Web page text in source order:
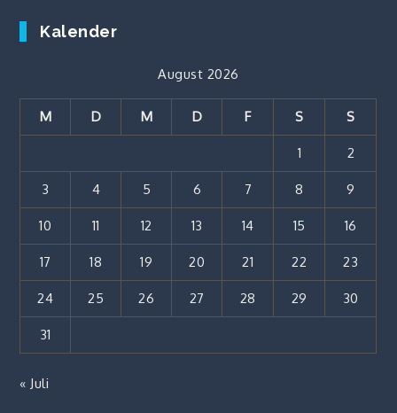
Kalender
August 2026
M D M D F S S
1 2
3 4 5 6 7 8 9
10 11 12 13 14 15 16
17 18 19 20 21 22 23
24 25 26 27 28 29 30
31
« Juli